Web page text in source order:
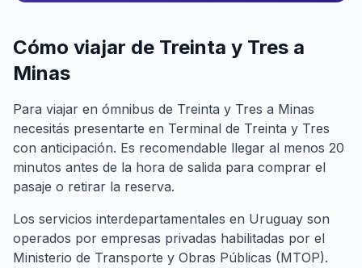
Cómo viajar de Treinta y Tres a
Minas
Para viajar en ómnibus de Treinta y Tres a Minas
necesitás presentarte en Terminal de Treinta y Tres
con anticipación. Es recomendable llegar al menos 20
minutos antes de la hora de salida para comprar el
pasaje o retirar la reserva.
Los servicios interdepartamentales en Uruguay son
operados por empresas privadas habilitadas por el
Ministerio de Transporte y Obras Públicas (MTOP).